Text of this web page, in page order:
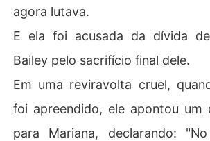
agora lutava.
E ela foi acusada da dívida
Bailey pelo sacrifício final dele.
Em uma reviravolta cruel,
foi apreendido, ele apontou um
para Mariana, declarando: